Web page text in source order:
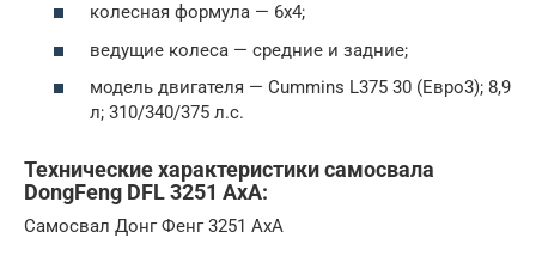
колесная формула — 6х4;
ведущие колеса — средние и задние;
модель двигателя — Cummins L375 30 (Евро3); 8,9
л; 310/340/375 л.с.
Технические характеристики самосвала
DongFeng DFL 3251 AxA:
Самосвал Донг Фенг 3251 АхА